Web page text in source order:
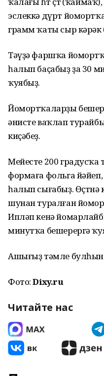
эслеккә дүрт
грамм ҡаты сыр кәрәк
Тәүҙә фаршҡа йомортҡа,
һалып баҫабыҙ ҙа 30
ҡуябыҙ.
Йомортҡаларҙы
әнисте ваҡлап
киҫәбеҙ.
Мейесте 200
формаға фольга
һалып сығабыҙ. Өҫтөнә
шунан туралған
Ипләп кенә
минутҡа бешерергә
Ашығыҙ тәмле
Фото:Dixy.ru
Читайте нас